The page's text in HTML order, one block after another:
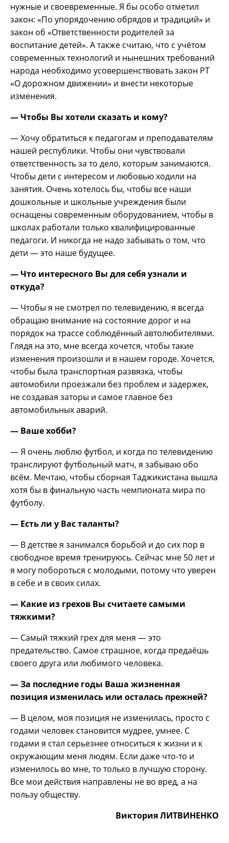
нужные и своевременные. Я бы особо отметил
закон: «По упорядочению обрядов и традиций» и
закон об «Ответственности родителей за
воспитание детей». А также считаю, что с учётом
современных технологий и нынешних требований
народа необходимо усовершенствовать закон РТ
«О дорожном движении» и внести некоторые
изменения.
— Чтобы Вы хотели сказать и кому?
— Хочу обратиться к педагогам и преподавателям
нашей республики. Чтобы они чувствовали
ответственность за то дело, которым занимаются.
Чтобы дети с интересом и любовью ходили на
занятия. Очень хотелось бы, чтобы все наши
дошкольные и школьные учреждения были
оснащены современным оборудованием, чтобы в
школах работали только квалифицированные
педагоги. И никогда не надо забывать о том, что
дети — это наше будущее.
— Что интересного Вы для себя узнали и
откуда?
— Чтобы я не смотрел по телевидению, я всегда
обращаю внимание на состояние дорог и на
порядок на трассе соблюдённый автолюбителями.
Глядя на это, мне всегда хочется, чтобы такие
изменения произошли и в нашем городе. Хочется,
чтобы была транспортная развязка, чтобы
автомобили проезжали без проблем и задержек,
не создавая заторы и самое главное без
автомобильных аварий.
— Ваше хобби?
— Я очень люблю футбол, и когда по телевидению
транслируют футбольный матч, я забываю обо
всём. Мечтаю, чтобы сборная Таджикистана вышла
хотя бы в финальную часть чемпионата мира по
футболу.
— Есть ли у Вас таланты?
— В детстве я занимался борьбой и до сих пор в
свободное время тренируюсь. Сейчас мне 50 лет и
я могу побороться с молодыми, потому что уверен
в себе и в своих силах.
— Какие из грехов Вы считаете самыми
тяжкими?
— Самый тяжкий грех для меня — это
предательство. Самое страшное, когда предаёшь
своего друга или любимого человека.
— За последние годы Ваша жизненная
позиция изменилась или осталась прежней?
— В целом, моя позиция не изменилась, просто с
годами человек становится мудрее, умнее. С
годами я стал серьезнее относиться к жизни и к
окружающим меня людям. Если даже что-то и
изменилось во мне, то только в лучшую сторону.
Все мои действия направлены не во вред, а на
пользу обществу.
Виктория ЛИТВИНЕНКО